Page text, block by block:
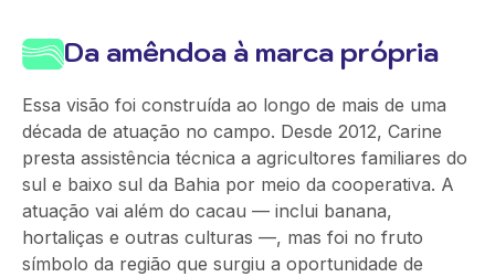
Da amêndoa à marca própria
Essa visão foi construída ao longo de mais de uma
década de atuação no campo. Desde 2012, Carine
presta assistência técnica a agricultores familiares do
sul e baixo sul da Bahia por meio da cooperativa. A
atuação vai além do cacau — inclui banana,
hortaliças e outras culturas —, mas foi no fruto
símbolo da região que surgiu a oportunidade de